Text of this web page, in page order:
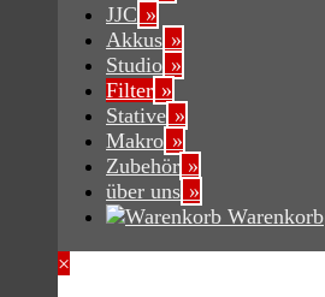
JJC »
Akkus »
Studio »
Filter »
Stative »
Makro »
Zubehör »
über uns »
Warenkorb
×